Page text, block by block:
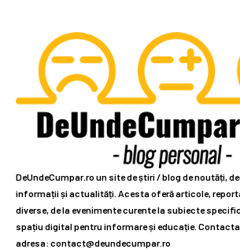
DeUndeCumpar.ro un site de știri / blog de noutăți,
informații și actualități. Acesta oferă articole,
diverse, de la evenimente curente la subiecte
spațiu digital pentru informare și educație.
adresa: contact@deundecumpar.ro